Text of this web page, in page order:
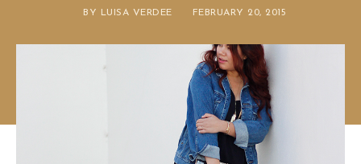
BY LUISA VERDEE FEBRUARY 20, 2015